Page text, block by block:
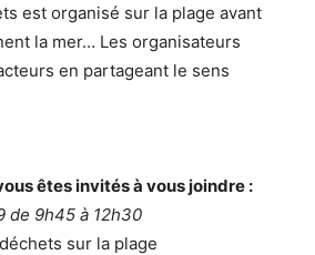
est organisé sur la plage avant
la mer… Les organisateurs
en partageant le sens
êtes invités à vous joindre :
de 9h45 à 12h30
sur la plage